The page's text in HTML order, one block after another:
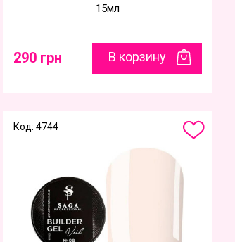
15мл
290 грн В корзину
Код: 4744